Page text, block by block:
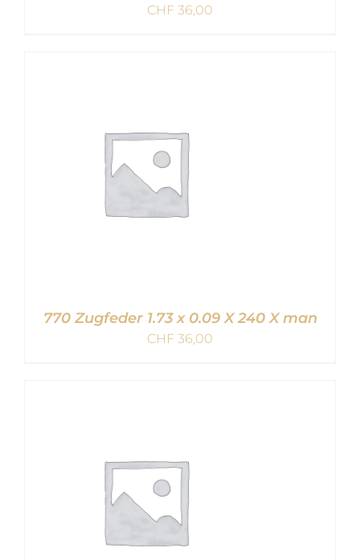
CHF 36,00
770 Zugfeder 1.73 x 0.09 X 240 X man
CHF 36,00